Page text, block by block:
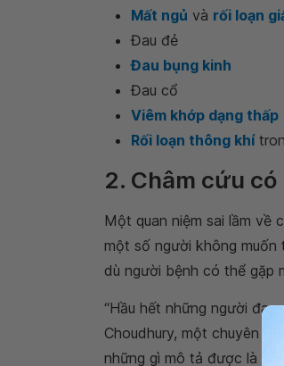
Mất ngủ và rối loạn
Đau đẻ
Đau bụng kinh
Đau cổ
Viêm khớp dạng thấp
Rối loạn thông khí
2. Châm cứu
Một quan niệm sai lầm về
một số người không muốn
dù người bệnh có thể gặp
“Hầu hết những người
Choudhury, một chuyên
những gì mô tả được là